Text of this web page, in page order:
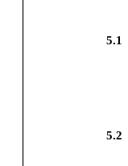
5.1
5.2